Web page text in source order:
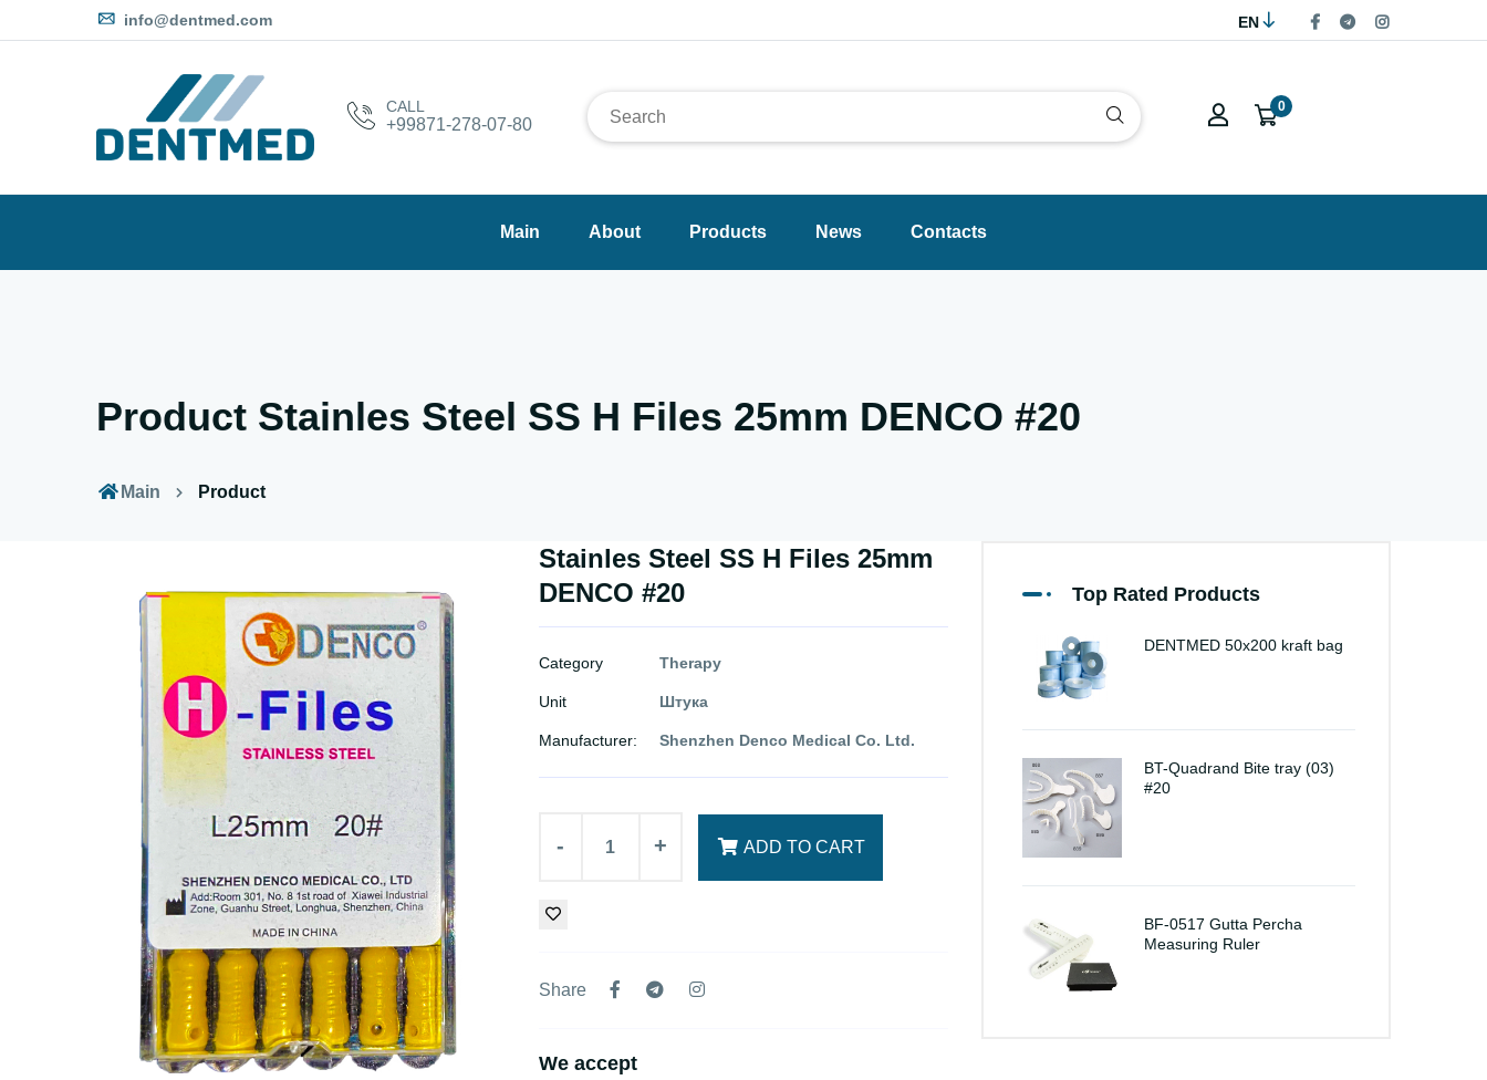
info@dentmed.com EN
CALL
+99871-278-07-80
0
Main About Products News Contacts
Product Stainles Steel SS H Files 25mm DENCO #20
Main Product
Stainles Steel SS H Files 25mm
DENCO #20
Category Therapy
Unit Штука
Manufacturer: Shenzhen Denco Medical Co. Ltd.
- + ADD TO CART
Share
We accept
Top Rated Products
DENTMED 50x200 kraft bag
BT-Quadrand Bite tray (03)
#20
BF-0517 Gutta Percha
Measuring Ruler